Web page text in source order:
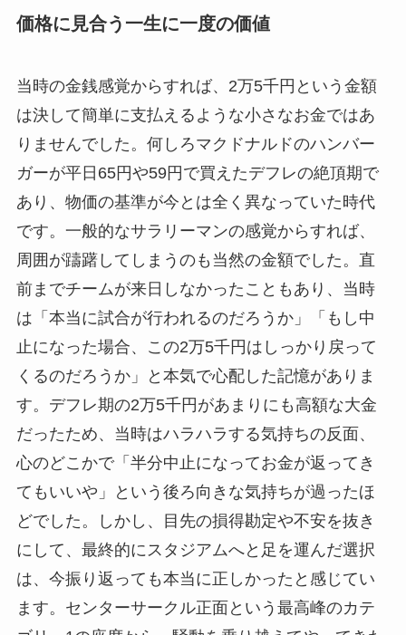
価格に見合う一生に一度の価値
当時の金銭感覚からすれば、2万5千円という金額
は決して簡単に支払えるような小さなお金ではあ
りませんでした。何しろマクドナルドのハンバー
ガーが平日65円や59円で買えたデフレの絶頂期で
あり、物価の基準が今とは全く異なっていた時代
です。一般的なサラリーマンの感覚からすれば、
周囲が躊躇してしまうのも当然の金額でした。直
前までチームが来日しなかったこともあり、当時
は「本当に試合が行われるのだろうか」「もし中
止になった場合、この2万5千円はしっかり戻って
くるのだろうか」と本気で心配した記憶がありま
す。デフレ期の2万5千円があまりにも高額な大金
だったため、当時はハラハラする気持ちの反面、
心のどこかで「半分中止になってお金が返ってき
てもいいや」という後ろ向きな気持ちが過ったほ
どでした。しかし、目先の損得勘定や不安を抜き
にして、最終的にスタジアムへと足を運んだ選択
は、今振り返っても本当に正しかったと感じてい
ます。センターサークル正面という最高峰のカテ